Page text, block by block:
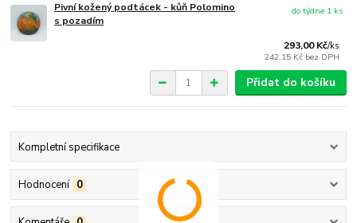
Pivní kožený podtácek - kůň Polomino
s pozadím
293,00 Kč/ks
242,15 Kč bez DPH
do týdne 1 ks
Přidat do košíku
Kompletní specifikace
Hodnocení 0